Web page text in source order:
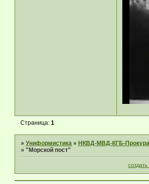
Страница:1
»Униформистика »НКВД-МВД-КГБ-
»"Морской пост"